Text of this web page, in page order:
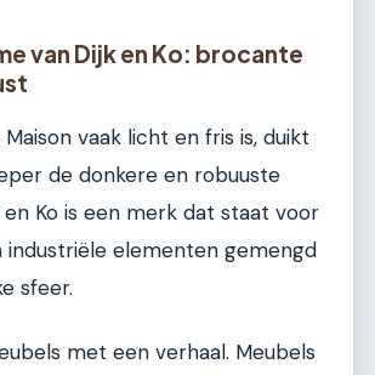
van Dijk en Ko: brocante
Maison vaak licht en fris is, duikt
de donkere en robuuste
en Ko is een merk dat staat voor
elementen gemengd
sfeer.
met een verhaal. Meubels